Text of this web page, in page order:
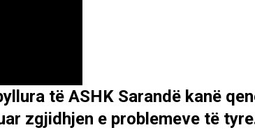
të ASHK Sarandë kanë
zgjidhjen e problemeve të